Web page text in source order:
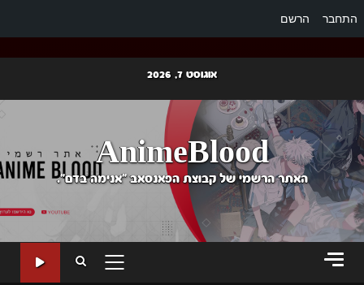
התחבר הרשם
content
אוגוסט 7, 2026
AnimeBlood
האתר הרשמי של קבוצת הפאנסאב "אנימה בדם".
PRIMARY